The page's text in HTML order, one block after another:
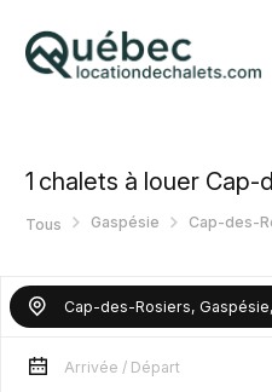
1 chalets à louer Cap-
Tous Gaspésie Cap-des-